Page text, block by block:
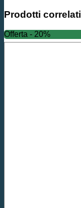
Prodotti correlati
Offerta - 20%